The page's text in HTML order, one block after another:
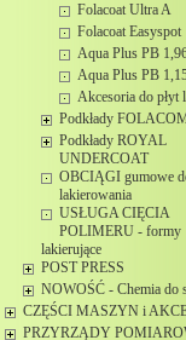
Folacoat Ultra A
Folacoat Easyspot
Aqua Plus PB
Aqua Plus PB
Akcesoria do płyt
Podkłady
Podkłady ROYAL
UNDERCOAT
OBCIĄGI gumowe
lakierowania
USŁUGA CIĘCIA
POLIMERU - formy
lakierujące
POST PRESS
NOWOŚĆ - Chemia do
CZĘŚCI MASZYN i
PRZYRZĄDY